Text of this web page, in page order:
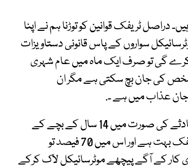
ٹریفک قوانین کو توڑنا ہم نے اپنا
پھر یہی کہوں گا کہ 70 فیصد موٹرسائیکل سواروں کے پاس قانونی دستاویزات
گی تو صرف ایک ماہ میں عام شہری
شخص کی جان بچ سکتی ہے مگر ان
عذاب میں ہے ۔.
14 سال کے نوعمر موٹر سائیکل چلاتے پھر رہے ہیں حادثے کی صورت میں 14 سال کے بچے کے
خلاف کیا قانونی کارروائی ہوگی ؟کیونکہ شہر میں ٹریفک بہت ہے اور اس میں 70 فیصد تو
کار کے آگے پیچھے موٹرسائیکل لاک کرکے